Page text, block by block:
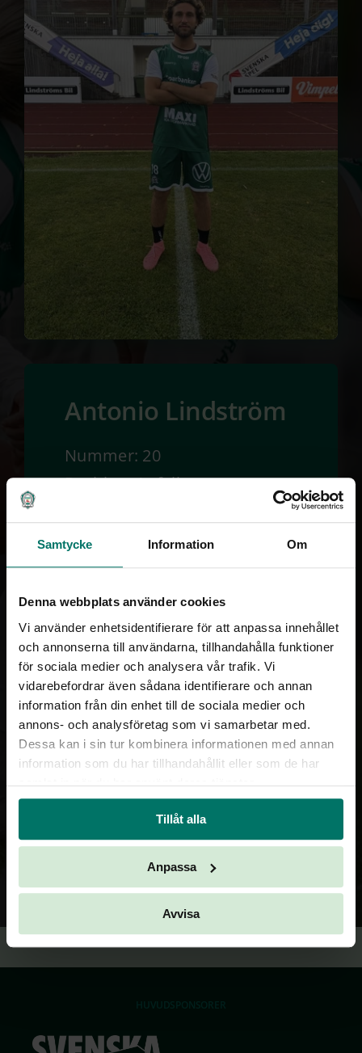
Samtycke Information Om
Denna webbplats använder cookies
Vi använder enhetsidentifierare för att anpassa innehållet
och annonserna till användarna, tillhandahålla funktioner
för sociala medier och analysera vår trafik. Vi
vidarebefordrar även sådana identifierare och annan
information från din enhet till de sociala medier och
annons- och analysföretag som vi samarbetar med.
Dessa kan i sin tur kombinera informationen med annan
information som du har tillhandahållit eller som de har
samlat in när du har använt deras tjänster.
Tillåt alla
Anpassa
Avvisa
Antonio Lindström
Nummer: 20
Position: Anfallare
Längd:
TILLBAKA